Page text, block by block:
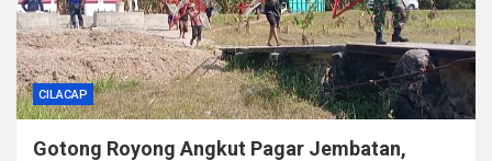
CILACAP
Gotong Royong Angkut Pagar Jembatan,